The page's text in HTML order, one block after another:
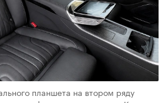
планшета на втором ряду